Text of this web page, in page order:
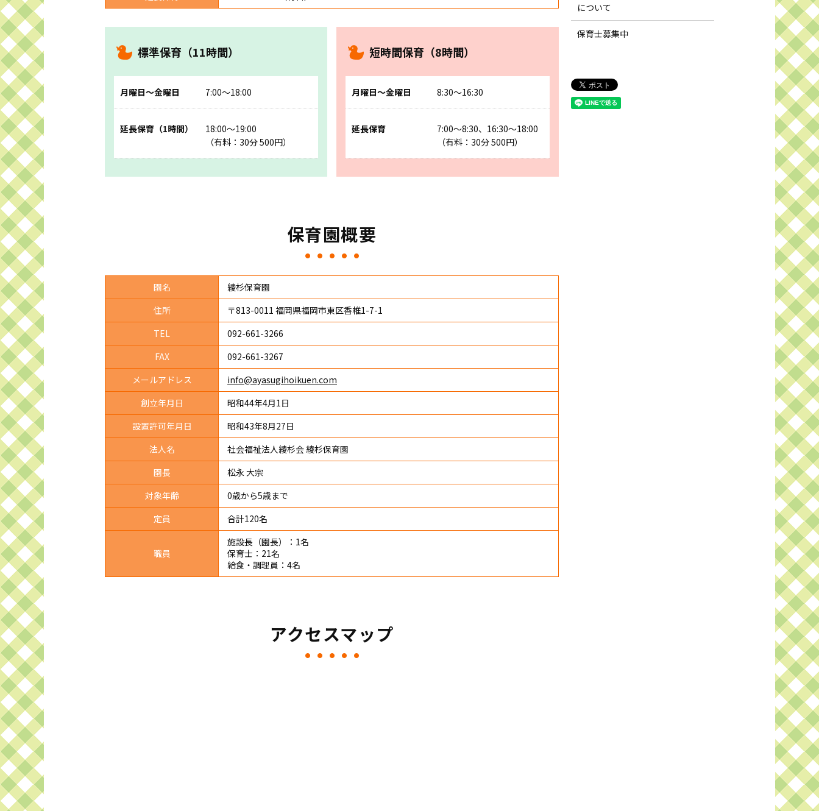
標準保育（11時間）
月曜日～金曜日 7:00～18:00
延長保育（1時間）
18:00～19:00
（有料：30分 500円）
短時間保育（8時間）
月曜日～金曜日 8:30～16:30
延長保育
7:00～8:30、16:30～18:00
（有料：30分 500円）
保育園概要
園名
綾杉保育園
住所
〒813-0011 福岡県福岡市東区香椎1-7-1
TEL
092-661-3266
FAX
092-661-3267
メールアドレス
info@ayasugihoikuen.com
創立年月日
昭和44年4月1日
設置許可年月日
昭和43年8月27日
法人名
社会福祉法人綾杉会 綾杉保育園
園長
松永 大宗
対象年齢
0歳から5歳まで
定員
合計120名
職員
施設長（園長）：1名
保育士：21名
給食・調理員：4名
アクセスマップ
について
保育士募集中